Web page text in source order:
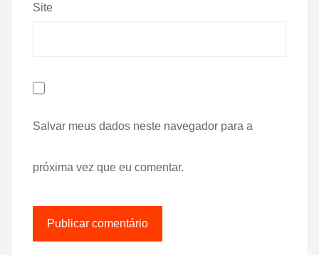
Site
Salvar meus dados neste navegador para a
próxima vez que eu comentar.